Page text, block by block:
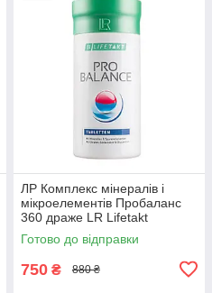
ЛР Комплекс мінералів і
мікроелементів Пробаланс
360 драже LR Lifetakt
Німеччина
Готово до відправки
750 ₴ 880 ₴